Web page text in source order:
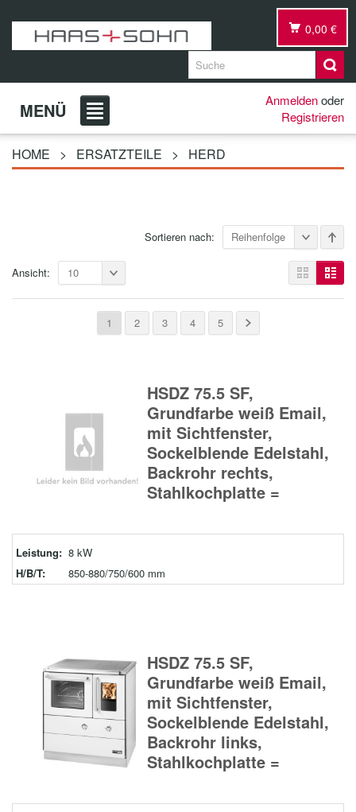
0,00 €
MENÜ Anmeldenoder
Registrieren
HOME > ERSATZTEILE > HERD
Sortieren nach: Reihenfolge
1 2 3 4 5
Ansicht: 10
HSDZ 75.5 SF,
Grundfarbe weiß Email,
mit Sichtfenster,
Sockelblende Edelstahl,
Backrohr rechts,
Stahlkochplatte =
Leistung: 8 kW
H/B/T:
850-880/750/600 mm
HSDZ 75.5 SF,
Grundfarbe weiß Email,
mit Sichtfenster,
Sockelblende Edelstahl,
Backrohr links,
Stahlkochplatte =